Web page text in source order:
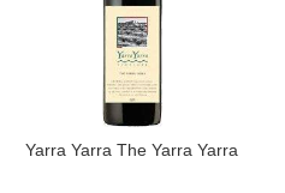
Yarra Yarra The Yarra Yarra